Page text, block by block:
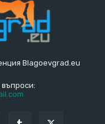
Blagoevgrad.eu